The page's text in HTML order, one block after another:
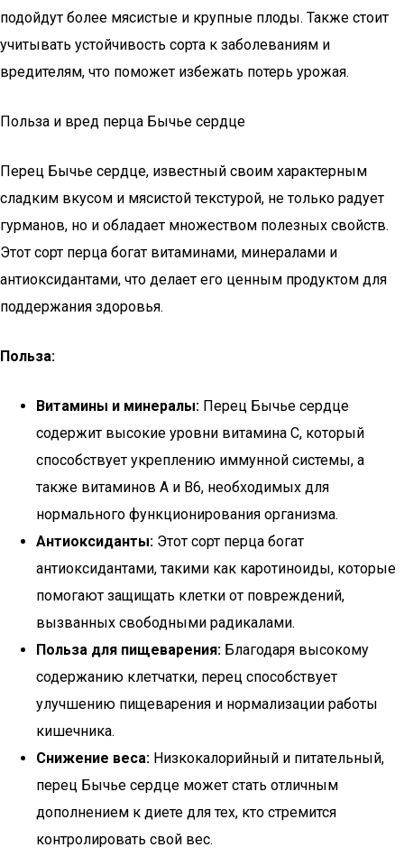
подойдут более мясистые и крупные плоды. Также стоит
учитывать устойчивость сорта к заболеваниям и
вредителям, что поможет избежать потерь урожая.
Польза и вред перца Бычье сердце
Перец Бычье сердце, известный своим характерным
сладким вкусом и мясистой текстурой, не только радует
гурманов, но и обладает множеством полезных свойств.
Этот сорт перца богат витаминами, минералами и
антиоксидантами, что делает его ценным продуктом для
поддержания здоровья.
Польза:
Витамины и минералы: Перец Бычье сердце
содержит высокие уровни витамина C, который
способствует укреплению иммунной системы, а
также витаминов A и B6, необходимых для
нормального функционирования организма.
Антиоксиданты: Этот сорт перца богат
антиоксидантами, такими как каротиноиды, которые
помогают защищать клетки от повреждений,
вызванных свободными радикалами.
Польза для пищеварения: Благодаря высокому
содержанию клетчатки, перец способствует
улучшению пищеварения и нормализации работы
кишечника.
Снижение веса: Низкокалорийный и питательный,
перец Бычье сердце может стать отличным
дополнением к диете для тех, кто стремится
контролировать свой вес.